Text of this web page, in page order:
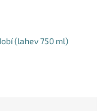
(lahev 750 ml)